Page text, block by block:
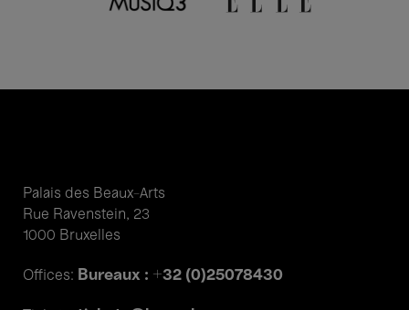
Palais des Beaux-Arts
Rue Ravenstein, 23
1000 Bruxelles
Offices: Bureaux : +32 (0)25078430